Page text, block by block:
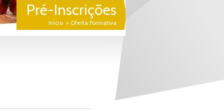
Pré-Inscrições
Início » Oferta Formativa